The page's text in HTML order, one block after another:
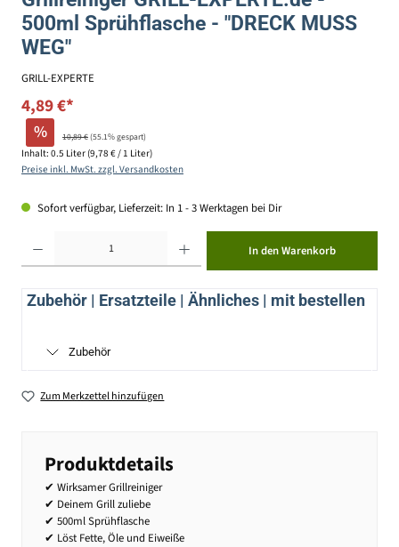
500ml Sprühflasche - "DRECK MUSS
WEG"
GRILL-EXPERTE
4,89 €*
% 10,89 €(55.1% gespart)
Inhalt: 0.5 Liter (9,78 € / 1 Liter)
Preise inkl. MwSt. zzgl. Versandkosten
Sofort verfügbar, Lieferzeit: In 1 - 3 Werktagen bei Dir
In den Warenkorb
Zubehör | Ersatzteile | Ähnliches | mit bestellen
Zubehör
Zum Merkzettel hinzufügen
Produktdetails
✔ Wirksamer Grillreiniger
✔ Deinem Grill zuliebe
✔ 500ml Sprühflasche
✔ Löst Fette, Öle und Eiweiße